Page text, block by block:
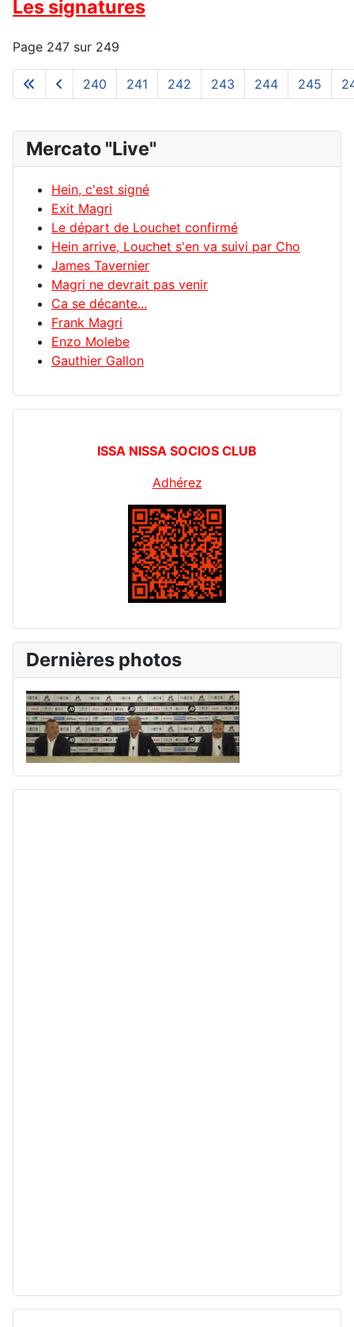
Les signatures
Page 247 sur 249
240 241 242 243 244 245
Mercato "Live"
Hein, c'est signé
Exit Magri
Le départ de Louchet confirmé
Hein arrive, Louchet s'en va suivi par Cho
James Tavernier
Magri ne devrait pas venir
Ca se décante...
Frank Magri
Enzo Molebe
Gauthier Gallon
ISSA NISSA SOCIOS CLUB
Adhérez
Dernières photos